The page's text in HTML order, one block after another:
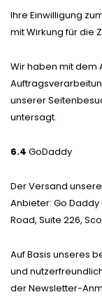
Ihre Einwilligung
mit Wirkung für die
Wir haben mit dem
unserer
untersagt.
6.4 GoDaddy
Der Versand
Anbieter: Go Daddy
Road, Suite 226,
Auf Basis unseres
und
der Newsletter-